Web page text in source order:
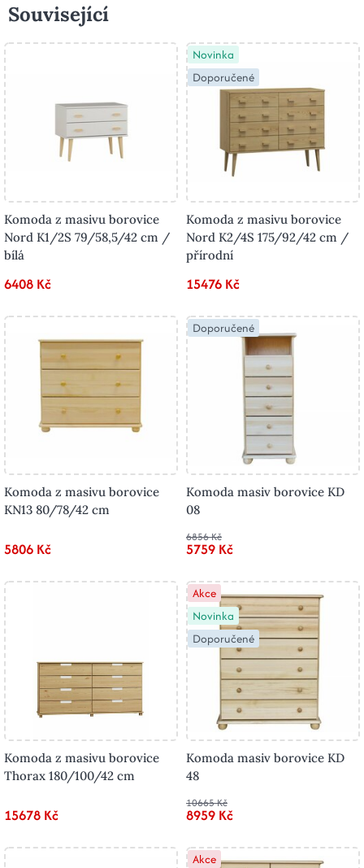
Související
Komoda z masivu borovice
Nord K1/2S 79/58,5/42 cm /
bílá
6408 Kč
Novinka
Doporučené
Komoda z masivu borovice
Nord K2/4S 175/92/42 cm /
přírodní
15476 Kč
Komoda z masivu borovice
KN13 80/78/42 cm
5806 Kč
Doporučené
Komoda masiv borovice KD
08
6856 Kč
5759 Kč
Komoda z masivu borovice
Thorax 180/100/42 cm
15678 Kč
Akce
Novinka
Doporučené
Komoda masiv borovice KD
48
10665 Kč
8959 Kč
Akce